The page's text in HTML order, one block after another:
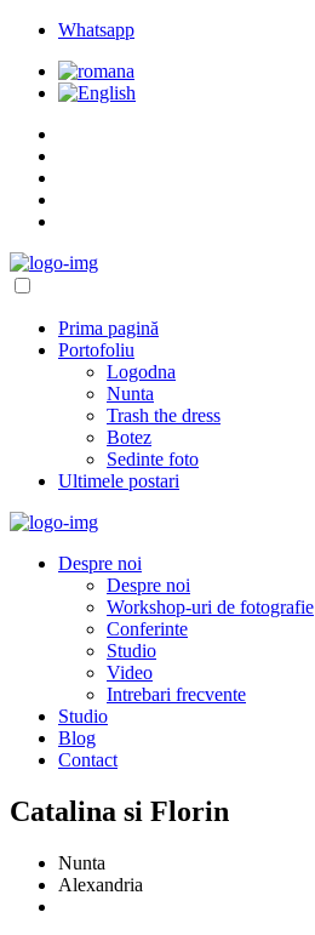
Whatsapp
Prima pagină
Portofoliu
Logodna
Nunta
Trash the dress
Botez
Sedinte foto
Ultimele postari
Despre noi
Despre noi
Workshop-uri de fotografie
Conferinte
Studio
Video
Intrebari frecvente
Studio
Blog
Contact
Catalina si Florin
Nunta
Alexandria